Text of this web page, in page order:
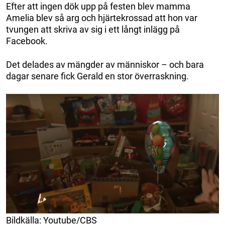
Efter att ingen dök upp på festen blev mamma
Amelia blev så arg och hjärtekrossad att hon var
tvungen att skriva av sig i ett långt inlägg på
Facebook.
Det delades av mängder av människor – och bara
dagar senare fick Gerald en stor överraskning.
Bildkälla: Youtube/CBS